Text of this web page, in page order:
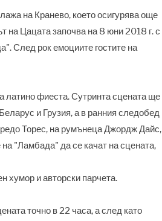
на Кранево, което осигурява още
на Цацата започва на 8 юни 2018 г. с
След рок емоциите гостите на
латино фиеста. Сутринта сцената ще
и Грузия, а в ранния следобед
Торес, на румънеца Джордж Дайс,
"Ламбада" да се качат на сцената,
хумор и авторски парчета.
точно в 22 часа, а след като